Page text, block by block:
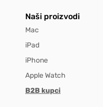
Naši proizvodi
Mac
iPad
iPhone
Apple Watch
B2B kupci